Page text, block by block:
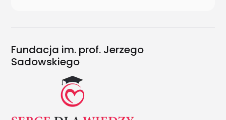
Fundacja im. prof. Jerzego
Sadowskiego